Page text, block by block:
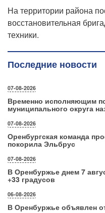
На территории района
восстановительная
техники.
Последние новости
07-08-2026
Временно исполняющим
муниципального округа
07-08-2026
Оренбургская команда
покорила Эльбрус
07-08-2026
В Оренбуржье днем 7
+33 градусов
06-08-2026
В Оренбуржье объявлен